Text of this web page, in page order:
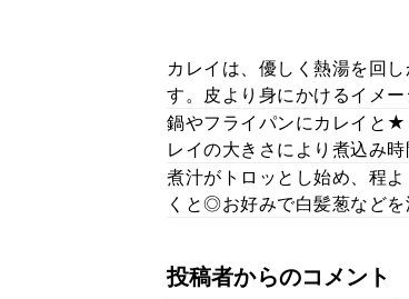
カレイは、優しく熱湯を回
す。皮より身にかけるイメー
鍋やフライパンにカレイと★
レイの大きさにより煮込み時
煮汁がトロッとし始め、程
くと◎お好みで白髪葱などを
投稿者からのコメント